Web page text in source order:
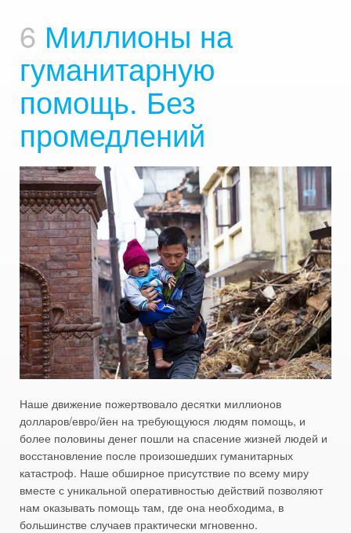
6 Миллионы на
гуманитарную
помощь. Без
промедлений
Наше движение пожертвовало десятки миллионов
долларов/евро/йен на требующуюся людям помощь, и
более половины денег пошли на спасение жизней людей и
восстановление после произошедших гуманитарных
катастроф. Наше обширное присутствие по всему миру
вместе с уникальной оперативностью действий позволяют
нам оказывать помощь там, где она необходима, в
большинстве случаев практически мгновенно.